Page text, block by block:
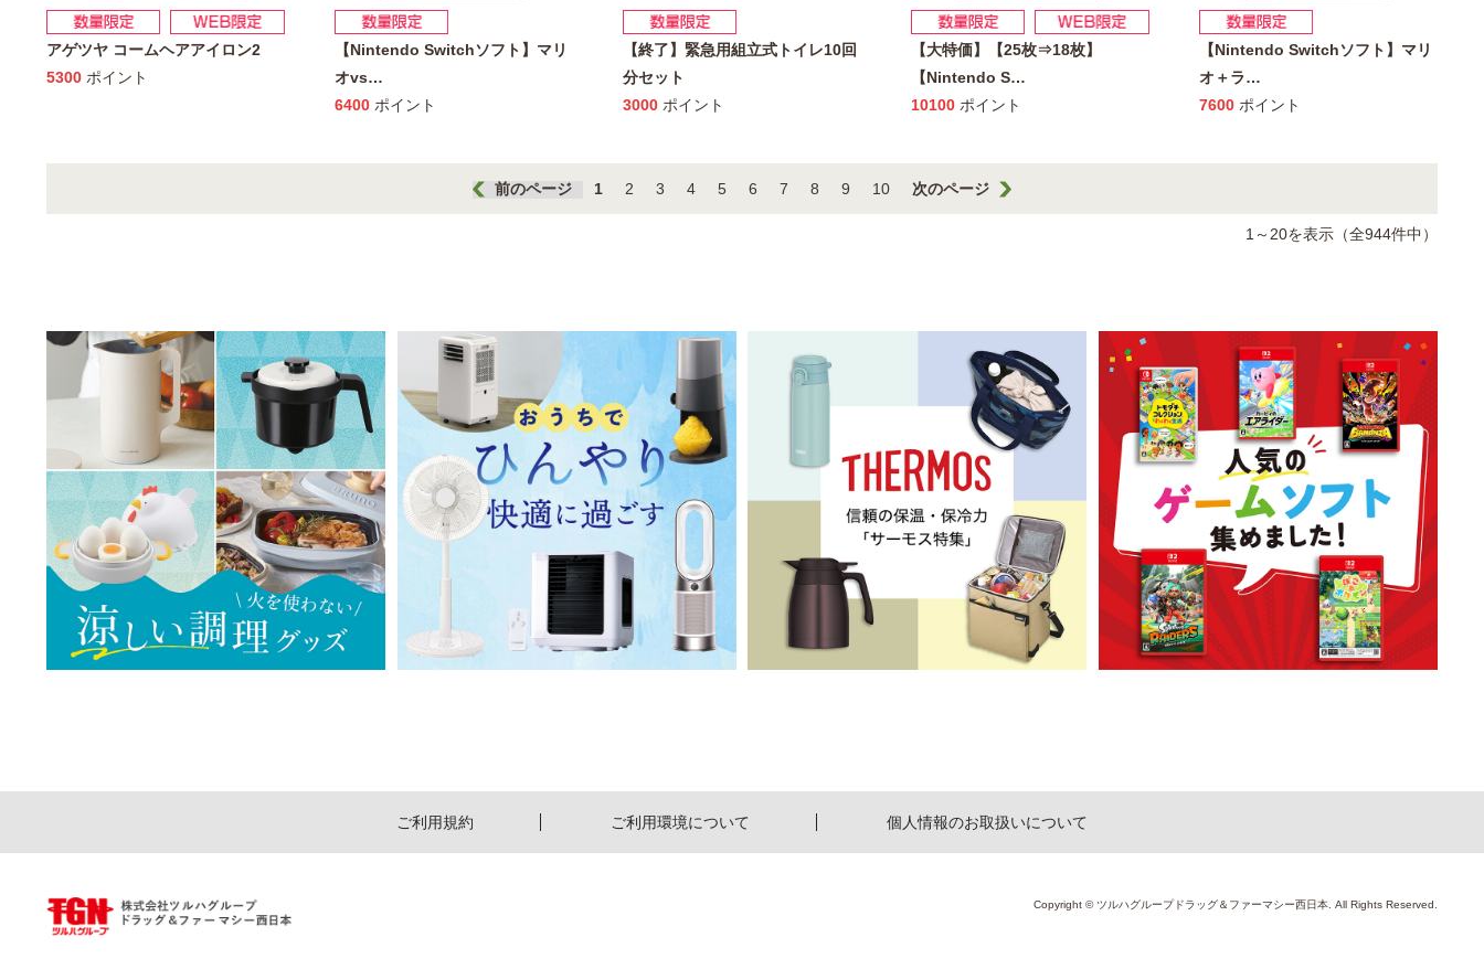
アゲツヤ コームヘアアイロン2
5300 ポイント
【Nintendo Switchソフト】マリ
オvs…
6400 ポイント
【終了】緊急用組立式トイレ10回
分セット
3000 ポイント
【大特価】【25枚⇒18枚】
【Nintendo S…
10100 ポイント
【Nintendo Switchソフト】マリ
オ＋ラ…
7600 ポイント
前のページ 1 2 3 4 5 6 7 8 9 10 次のページ
1～20を表示（全944件中）
ご利用規約 ご利用環境について 個人情報のお取扱いについて
Copyright © ツルハグループドラッグ＆ファーマシー西日本. All Rights Reserved.